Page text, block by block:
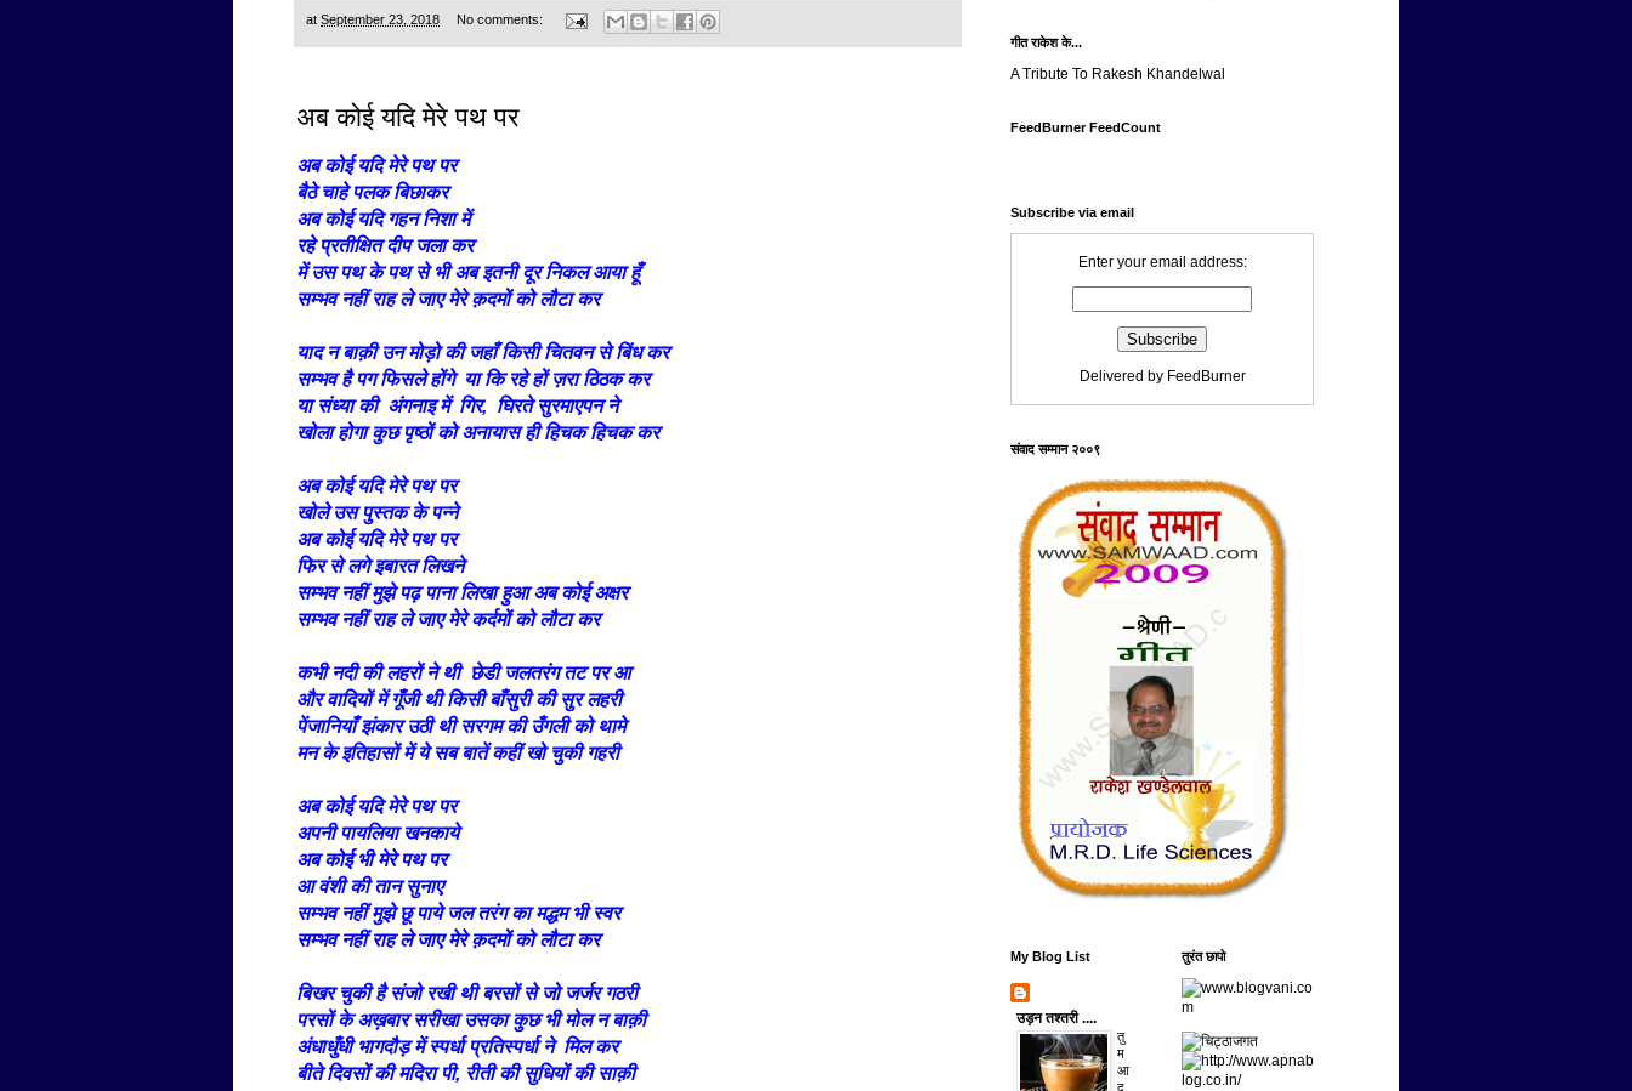
at September 23, 2018 No comments:
अब कोई यदि मेरे पथ पर
अब कोई यदि मेरे पथ पर
बैठे चाहे पलक बिछाकर
अब कोई यदि गहन निशा में
रहे प्रतीक्षित दीप जला कर
में उस पथ के पथ से भी अब इतनी दूर निकल आया हूँ
सम्भव नहीं राह ले जाए मेरे क़दमों को लौटा कर
याद न बाक़ी उन मोड़ो की जहाँ किसी चितवन से बिंध कर
सम्भव है पग फिसले होंगे या कि रहे हों ज़रा ठिठक कर
या संध्या की अंगनाइ में गिर, घिरते सुरमाएपन ने
खोला होगा कुछ पृष्ठों को अनायास ही हिचक हिचक कर
अब कोई यदि मेरे पथ पर
खोले उस पुस्तक के पन्ने
अब कोई यदि मेरे पथ पर
फिर से लगे इबारत लिखने
सम्भव नहीं मुझे पढ़ पाना लिखा हुआ अब कोई अक्षर
सम्भव नहीं राह ले जाए मेरे कर्दमों को लौटा कर
कभी नदी की लहरों ने थी छेडी जलतरंग तट पर आ
और वादियों में गूँजी थी किसी बाँसुरी की सुर लहरी
पेंजानियाँ झंकार उठी थी सरगम की उँगली को थामे
मन के इतिहासों में ये सब बातें कहीं खो चुकी गहरी
अब कोई यदि मेरे पथ पर
अपनी पायलिया खनकाये
अब कोई भी मेरे पथ पर
आ वंशी की तान सुनाए
सम्भव नहीं मुझे छू पाये जल तरंग का मद्धम भी स्वर
सम्भव नहीं राह ले जाए मेरे क़दमों को लौटा कर
बिखर चुकी है संजो रखी थी बरसों से जो जर्जर गठरी
परसों के अख़बार सरीखा उसका कुछ भी मोल न बाक़ी
अंधाधुँधी भागदौड़ में स्पर्धा प्रतिस्पर्धा ने मिल कर
बीते दिवसों की मदिरा पी, रीती की सुधियों की साक़ी
गीत राकेश के...
A Tribute To Rakesh Khandelwal
FeedBurner FeedCount
Subscribe via email
Enter your email address:
Delivered by FeedBurner
संवाद सम्मान २००९
My Blog List
उड़न तश्तरी ....
तु
म
आ
द
तुरंत छापो